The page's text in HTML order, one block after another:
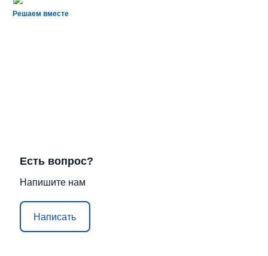
Решаем вместе
Есть вопрос?
Напишите нам
Написать